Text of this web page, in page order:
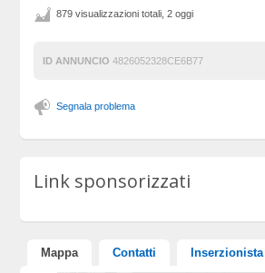
879 visualizzazioni totali, 2 oggi
ID ANNUNCIO 4826052328CE6B77
Segnala problema
Link sponsorizzati
Mappa Contatti Inserzionista